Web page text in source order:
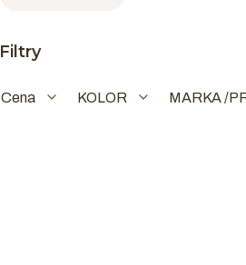
Filtry
Cena KOLOR MARKA /